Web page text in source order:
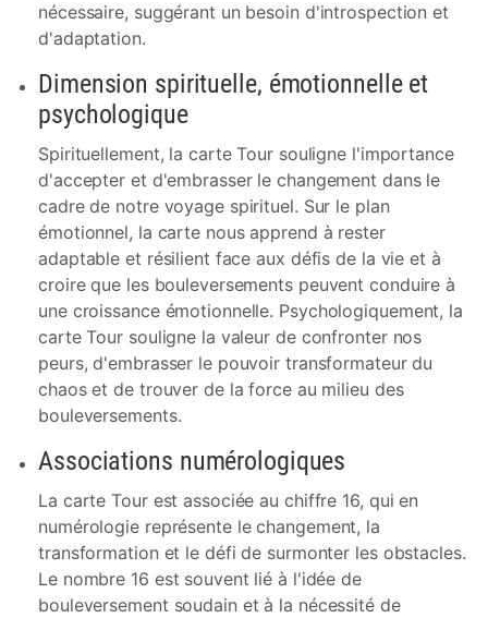
nécessaire, suggérant un besoin d'introspection et
d'adaptation.
Dimension spirituelle, émotionnelle et
psychologique
Spirituellement, la carte Tour souligne l'importance
d'accepter et d'embrasser le changement dans le
cadre de notre voyage spirituel. Sur le plan
émotionnel, la carte nous apprend à rester
adaptable et résilient face aux défis de la vie et à
croire que les bouleversements peuvent conduire à
une croissance émotionnelle. Psychologiquement, la
carte Tour souligne la valeur de confronter nos
peurs, d'embrasser le pouvoir transformateur du
chaos et de trouver de la force au milieu des
bouleversements.
Associations numérologiques
La carte Tour est associée au chiffre 16, qui en
numérologie représente le changement, la
transformation et le défi de surmonter les obstacles.
Le nombre 16 est souvent lié à l'idée de
bouleversement soudain et à la nécessité de